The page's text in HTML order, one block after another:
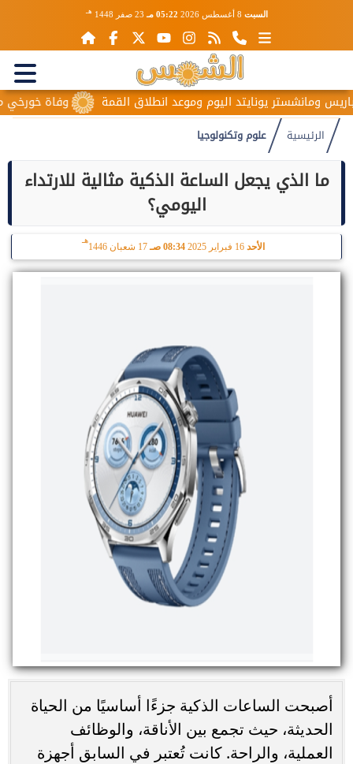
السبت 05:22 مـ 23 صفر 1448 هـ
وفاة خورخي ميسي يونايتد اليوم وموعد انطلاق القمة
الرئيسية علوم وتكنولوجيا
ما الذي يجعل الساعة الذكية مثالية للارتداء
اليومي؟
الأحد 08:34 صـ 17 شعبان 1446
هـ
أصبحت الساعات الذكية جزءًا أساسيًا من الحياة
الحديثة، حيث تجمع بين الأناقة، والوظائف
العملية، والراحة. كانت تُعتبر في السابق أجهزة